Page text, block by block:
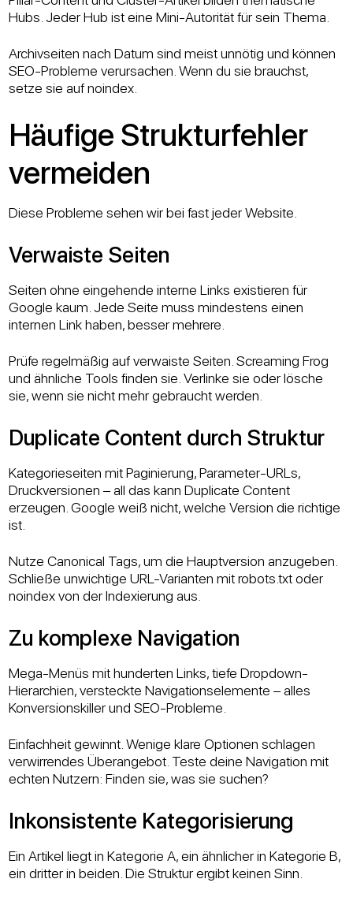
Hubs. Jeder Hub ist eine Mini-Autorität für sein Thema.
Archivseiten nach Datum sind meist unnötig und können
SEO-Probleme verursachen. Wenn du sie brauchst,
setze sie auf noindex.
Häufige Strukturfehler
vermeiden
Diese Probleme sehen wir bei fast jeder Website.
Verwaiste Seiten
Seiten ohne eingehende interne Links existieren für
Google kaum. Jede Seite muss mindestens einen
internen Link haben, besser mehrere.
Prüfe regelmäßig auf verwaiste Seiten. Screaming Frog
und ähnliche Tools finden sie. Verlinke sie oder lösche
sie, wenn sie nicht mehr gebraucht werden.
Duplicate Content durch Struktur
Kategorieseiten mit Paginierung, Parameter-URLs,
Druckversionen – all das kann Duplicate Content
erzeugen. Google weiß nicht, welche Version die richtige
ist.
Nutze Canonical Tags, um die Hauptversion anzugeben.
Schließe unwichtige URL-Varianten mit robots.txt oder
noindex von der Indexierung aus.
Zu komplexe Navigation
Mega-Menüs mit hunderten Links, tiefe Dropdown-
Hierarchien, versteckte Navigationselemente – alles
Konversionskiller und SEO-Probleme.
Einfachheit gewinnt. Wenige klare Optionen schlagen
verwirrendes Überangebot. Teste deine Navigation mit
echten Nutzern: Finden sie, was sie suchen?
Inkonsistente Kategorisierung
Ein Artikel liegt in Kategorie A, ein ähnlicher in Kategorie B,
ein dritter in beiden. Die Struktur ergibt keinen Sinn.